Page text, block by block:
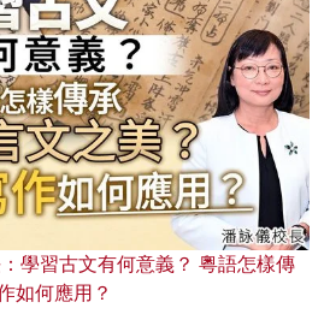
學習古文有何意義？ 粵語怎樣傳
如何應用？